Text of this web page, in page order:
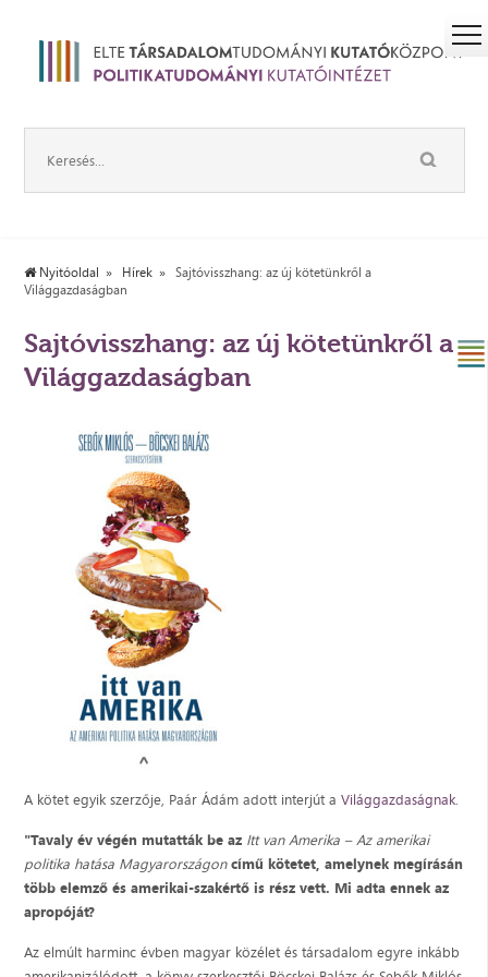
Nyitóoldal Hírek
Sajtóvisszhang: az új kötetünkről a
Világgazdaságban
Sajtóvisszhang: az új kötetünkről a
Világgazdaságban
A kötet egyik szerzője, Paár Ádám adott interjút aVilággazdaságnak.
"Tavaly év végén mutatták be az Itt van Amerika – Az amerikai
politika hatása Magyarországoncímű kötetet, amelynek megírásán
több elemző és amerikai-szakértő is rész vett. Mi adta ennek az
apropóját?
Az elmúlt harminc évben magyar közélet és társadalom egyre inkább